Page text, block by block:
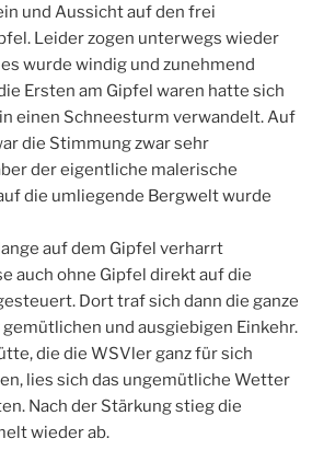
und Aussicht auf den frei
Leider zogen unterwegs wieder
wurde windig und zunehmend
Ersten am Gipfel waren hatte sich
einen Schneesturm verwandelt. Auf
die Stimmung zwar sehr
der eigentliche malerische
die umliegende Bergwelt wurde
auf dem Gipfel verharrt
auch ohne Gipfel direkt auf die
Dort traf sich dann die ganze
gemütlichen und ausgiebigen Einkehr.
die die WSVler ganz für sich
lies sich das ungemütliche Wetter
Nach der Stärkung stieg die
wieder ab.